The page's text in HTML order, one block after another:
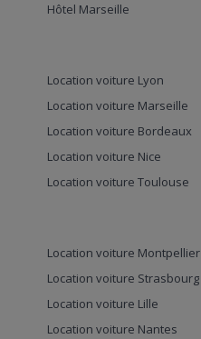
Hôtel Marseille
Location voiture Lyon
Location voiture Marseille
Location voiture Bordeaux
Location voiture Nice
Location voiture Toulouse
Location voiture Montpellier
Location voiture Strasbourg
Location voiture Lille
Location voiture Nantes